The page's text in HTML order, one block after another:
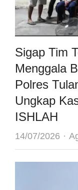
Sigap Tim
Menggala
Polres
Ungkap
ISHLAH
14/07/2026